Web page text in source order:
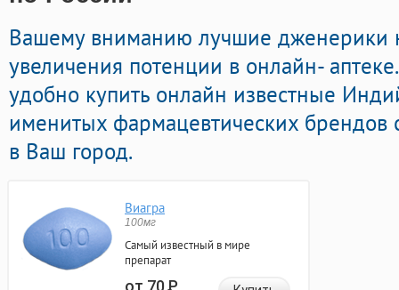
Вашему вниманию лучшие дженерики
увеличения потенции в онлайн-
удобно купить онлайн известные
именитых фармацевтических брендов
в Ваш город.
Виагра
100мг
Самый известный в мире
препарат